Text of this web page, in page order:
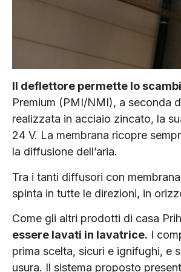
Il deflettore permette lo
Premium (PMI/NMI), a seconda
realizzata in acciaio zincato, la
24 V. La membrana ricopre
la diffusione dell’aria.
Tra i tanti diffusori con
spinta in tutte le direzioni, in
Come gli altri prodotti di casa
essere lavati in lavatrice. I
prima scelta, sicuri e ignifughi, e
usura. Il sistema proposto